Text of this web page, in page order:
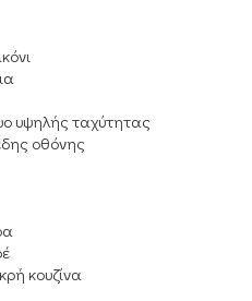
υψηλής ταχύτητας
οθόνης
κουζίνα